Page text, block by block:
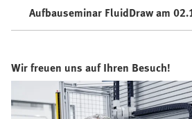
Aufbauseminar FluidDraw am
Wir freuen uns auf Ihren Besuch!